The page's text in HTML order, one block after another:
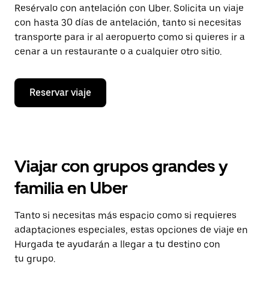
Resérvalo con antelación con Uber. Solicita un viaje
con hasta 30 días de antelación, tanto si necesitas
transporte para ir al aeropuerto como si quieres ir a
cenar a un restaurante o a cualquier otro sitio.
Reservar viaje
Viajar con grupos grandes y
familia en Uber
Tanto si necesitas más espacio como si requieres
adaptaciones especiales, estas opciones de viaje en
Hurgada te ayudarán a llegar a tu destino con
tu grupo.